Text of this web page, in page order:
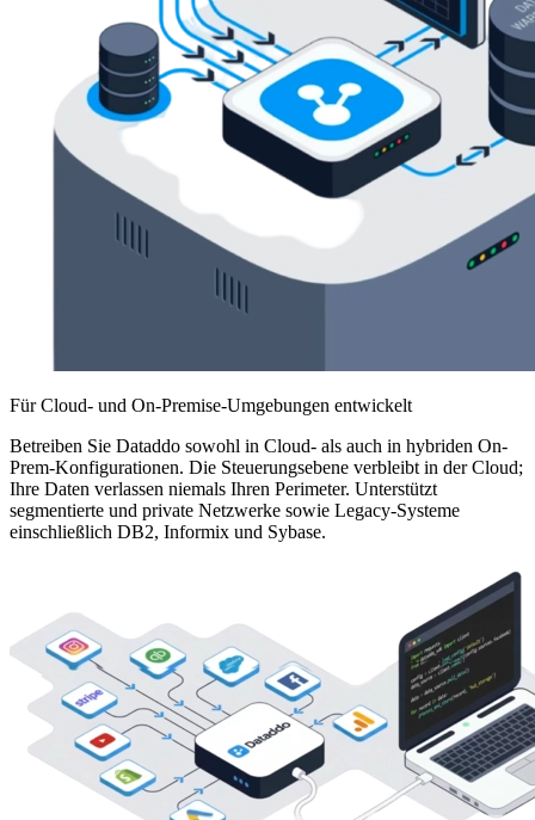
Für Cloud- und On-Premise-Umgebungen entwickelt
Betreiben Sie Dataddo sowohl in Cloud- als auch in hybriden On-
Prem-Konfigurationen. Die Steuerungsebene verbleibt in der Cloud;
Ihre Daten verlassen niemals Ihren Perimeter. Unterstützt
segmentierte und private Netzwerke sowie Legacy-Systeme
einschließlich DB2, Informix und Sybase.